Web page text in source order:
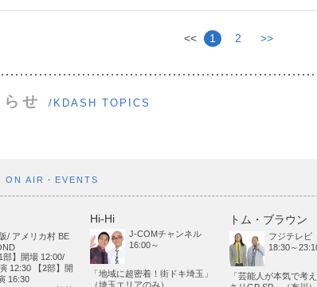
<< 1 2 >>
せ /KDASH TOPICS
ON AIR・EVENTS
/ アメリカ村 BE
1部】開場 12:00/
12:30 【2部】開
16:30
Hi-Hi
J-COMチャンネル
16:00～
「地域に超密着！街ドキ埼玉」
（埼玉エリアのみ）
トム・ブラウン
フジテレビ
18:30～
「芸能人が本気で考